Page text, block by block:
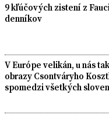
9 kľúčových zistení z
denníkov
V Európe velikán, u nás
obrazy Csontváryho
spomedzi všetkých